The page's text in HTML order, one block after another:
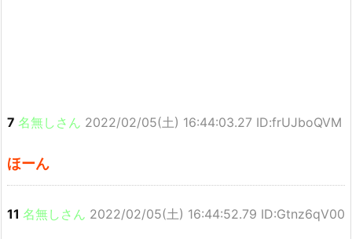
7 名無しさん 2022/02/05(土) 16:44:03.27 ID:frUJboQVM
ほーん
11 名無しさん 2022/02/05(土) 16:44:52.79 ID:Gtnz6qV00